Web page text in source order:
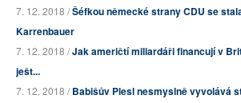
7. 12. 2018 /Šéfkou německé strany CDU se
Karrenbauer
7. 12. 2018 /Jak američtí miliardáři financují v
ješt...
7. 12. 2018 /Babišův Plesl nesmyslně vyvolává